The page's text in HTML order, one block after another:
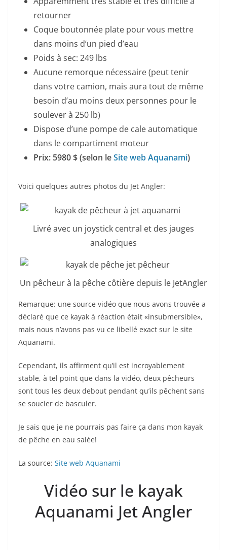
retourner
Coque boutonnée plate pour vous mettre
dans moins d’un pied d’eau
Poids à sec: 249 lbs
Aucune remorque nécessaire (peut tenir
dans votre camion, mais aura tout de même
besoin d’au moins deux personnes pour le
soulever à 250 lb)
Dispose d’une pompe de cale automatique
dans le compartiment moteur
Prix: 5980 $ (selon leSite web Aquanami)
Voici quelques autres photos du Jet Angler:
Livré avec un joystick central et des jauges
analogiques
Un pêcheur à la pêche côtière depuis le JetAngler
Remarque: une source vidéo que nous avons trouvée a
déclaré que ce kayak à réaction était «insubmersible»,
mais nous n’avons pas vu ce libellé exact sur le site
Aquanami.
Cependant, ils affirment qu’il est incroyablement
stable, à tel point que dans la vidéo, deux pêcheurs
sont tous les deux debout pendant qu’ils pêchent sans
se soucier de basculer.
Je sais que je ne pourrais pas faire ça dans mon kayak
de pêche en eau salée!
La source: Site web Aquanami
Vidéo sur le kayak
Aquanami Jet Angler